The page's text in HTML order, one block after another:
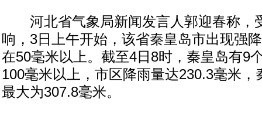
河北省气象局新闻发言人郭迎春称，
响，3日上午开始，该省秦皇岛市出现强
在50毫米以上。截至4日8时，秦皇岛有9
100毫米以上，市区降雨量达230.3毫米，
最大为307.8毫米。